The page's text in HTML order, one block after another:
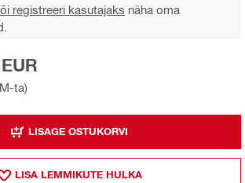
registreeri kasutajaks näha oma
ta)
LISAGE OSTUKORVI
LISA LEMMIKUTE HULKA